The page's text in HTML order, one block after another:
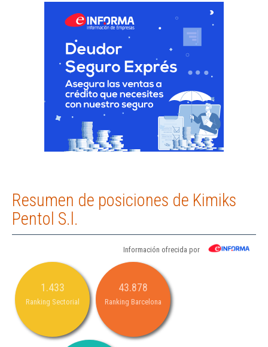
Resumen de posiciones de Kimiks
Pentol S.l.
Información ofrecida por
1.433
Ranking Sectorial
43.878
Ranking Barcelona